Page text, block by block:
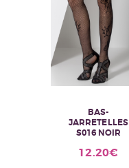
BAS-
JARRETELLES
S016 NOIR
12.20€